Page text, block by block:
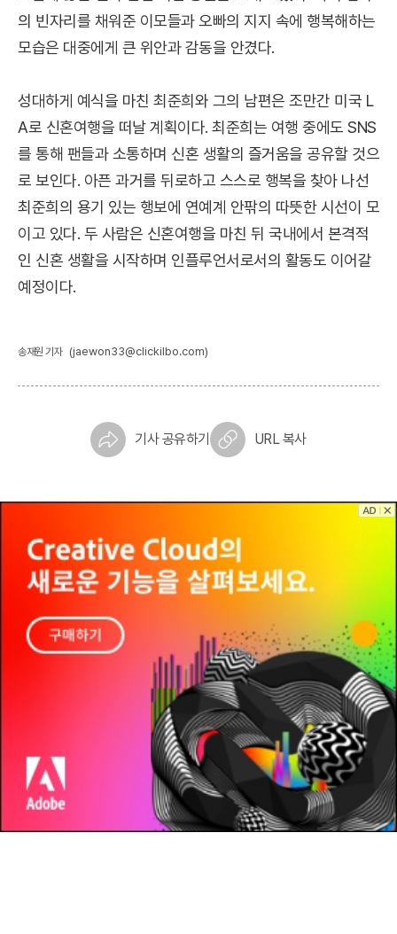
의 빈자리를 채워준 이모들과 오빠의 지지 속에 행복해하는
모습은 대중에게 큰 위안과 감동을 안겼다.
성대하게 예식을 마친 최준희와 그의 남편은 조만간 미국 L
A로 신혼여행을 떠날 계획이다. 최준희는 여행 중에도 SNS
를 통해 팬들과 소통하며 신혼 생활의 즐거움을 공유할 것으
로 보인다. 아픈 과거를 뒤로하고 스스로 행복을 찾아 나선
최준희의 용기 있는 행보에 연예계 안팎의 따뜻한 시선이 모
이고 있다. 두 사람은 신혼여행을 마친 뒤 국내에서 본격적
인 신혼 생활을 시작하며 인플루언서로서의 활동도 이어갈
예정이다.
송재원 기자 (jaewon33@clickilbo.com)
기사 공유하기 URL 복사